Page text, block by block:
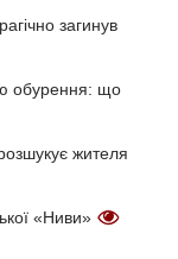
загинув
обурення: що
жителя
«Ниви»